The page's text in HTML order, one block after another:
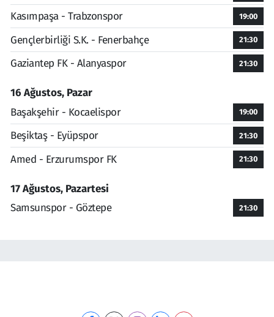
Kasımpaşa - Trabzonspor 19:00
Gençlerbirliği S.K. - Fenerbahçe 21:30
Gaziantep FK - Alanyaspor 21:30
16 Ağustos, Pazar
Başakşehir - Kocaelispor
19:00
Beşiktaş - Eyüpspor 21:30
Amed - Erzurumspor FK 21:30
17 Ağustos, Pazartesi
Samsunspor - Göztepe
21:30